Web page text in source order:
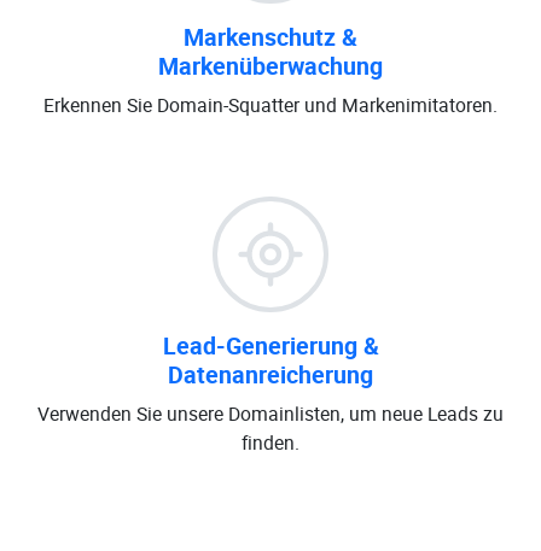
Markenschutz &
Markenüberwachung
Erkennen Sie Domain-Squatter und Markenimitatoren.
Lead-Generierung &
Datenanreicherung
Verwenden Sie unsere Domainlisten, um neue Leads zu
finden.